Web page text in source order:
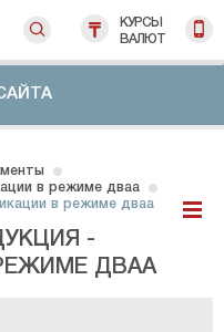
КУРСЫ
ВАЛЮТ
в режиме дваа
в режиме дваа
-
ДВАА